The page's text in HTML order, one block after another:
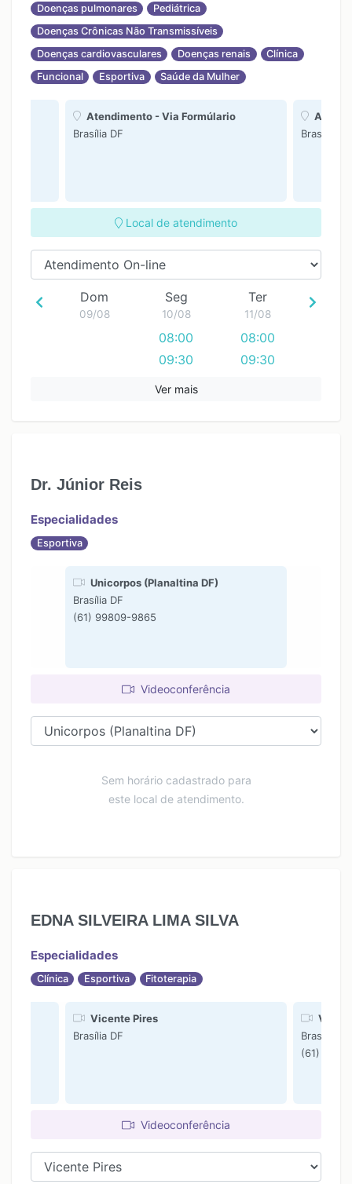
Doenças pulmonares
Pediátrica
Doenças Crônicas Não Transmissíveis
Doenças cardiovasculares
Doenças renais
Clínica
Funcional
Esportiva Saúde da Mulher
Atendimento - Via Formúlario
Brasília DF
Brasília DF
Local de atendimento
Dom
09/08
Seg
10/08
08:00
09:30
11:00
Ter
11/08
08:00
09:30
Ver mais
Dr. Júnior Reis
Especialidades
Esportiva
Unicorpos (Planaltina DF)
Brasília DF
(61) 99809-9865
Videoconferência
Sem horário cadastrado para
este local de atendimento.
EDNA SILVEIRA LIMA SILVA
Especialidades
Clínica Esportiva Fitoterapia
Vicente Pires
Brasília DF
Brasília DF
(61)
Videoconferência